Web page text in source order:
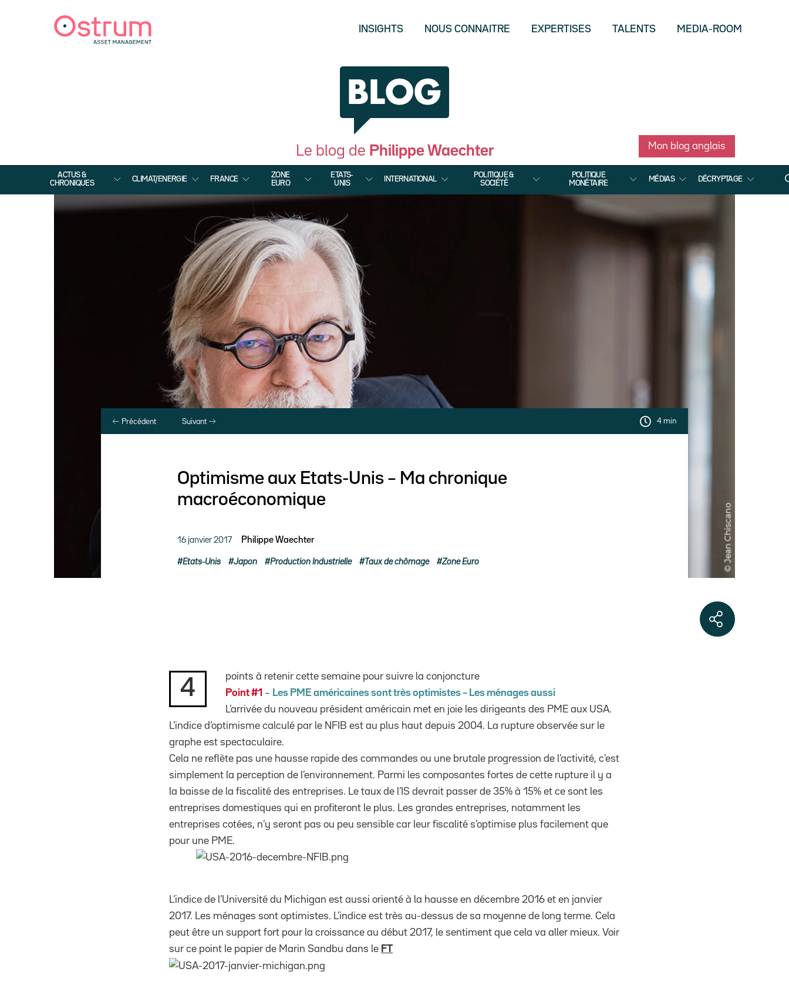
INSIGHTS NOUS CONNAITRE EXPERTISES TALENTS MEDIA-ROOM
Le blog de Philippe Waechter Mon blog anglais
ACTUS &
CHRONIQUES
CLIMAT/ENERGIE FRANCE
ZONE
EURO
ETATS-
UNIS
INTERNATIONAL
POLITIQUE &
SOCIÉTÉ
POLITIQUE
MONÉTAIRE
MÉDIAS DÉCRYPTAGE
Précédent Suivant 4 min
Optimisme aux Etats-Unis – Ma chronique
macroéconomique
16 janvier 2017 Philippe Waechter
Etats-Unis Japon Production Industrielle Taux de chômage Zone Euro
4
points à retenir cette semaine pour suivre la conjoncture
Point #1 – Les PME américaines sont très optimistes – Les ménages aussi
L’arrivée du nouveau président américain met en joie les dirigeants des PME aux USA.
L’indice d’optimisme calculé par le NFIB est au plus haut depuis 2004. La rupture observée sur le
graphe est spectaculaire.
Cela ne reflète pas une hausse rapide des commandes ou une brutale progression de l’activité, c’est
simplement la perception de l’environnement. Parmi les composantes fortes de cette rupture il y a
la baisse de la fiscalité des entreprises. Le taux de l’IS devrait passer de 35% à 15% et ce sont les
entreprises domestiques qui en profiteront le plus. Les grandes entreprises, notamment les
entreprises cotées, n’y seront pas ou peu sensible car leur fiscalité s’optimise plus facilement que
pour une PME.
L’indice de l’Université du Michigan est aussi orienté à la hausse en décembre 2016 et en janvier
2017. Les ménages sont optimistes. L’indice est très au-dessus de sa moyenne de long terme. Cela
peut être un support fort pour la croissance au début 2017, le sentiment que cela va aller mieux. Voir
sur ce point le papier de Marin Sandbu dans le FT